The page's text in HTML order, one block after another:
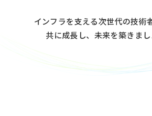
インフラを支える次世代の技術
共に成長し、未来を築きまし